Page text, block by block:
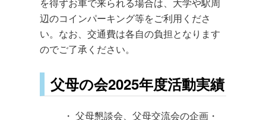
を得ずお車で来られる場合は、大学や駅周
辺のコインパーキング等をご利用くださ
い。なお、交通費は各自の負担となります
のでご了承ください。
父母の会2025年度活動実績
・ 父母懇談会、父母交流会の企画・